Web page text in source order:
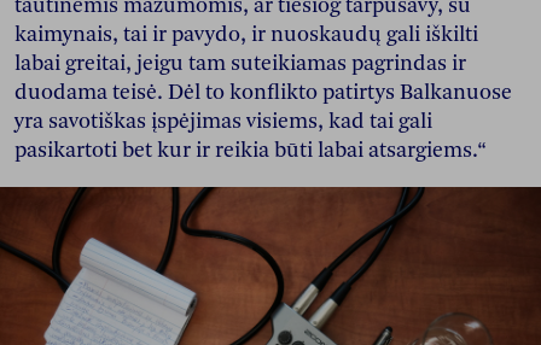
tautinėmis mažumomis, ar tiesiog tarpusavy, su
kaimynais, tai ir pavydo, ir nuoskaudų gali iškilti
labai greitai, jeigu tam suteikiamas pagrindas ir
duodama teisė. Dėl to konflikto patirtys Balkanuose
yra savotiškas įspėjimas visiems, kad tai gali
pasikartoti bet kur ir reikia būti labai atsargiems.“